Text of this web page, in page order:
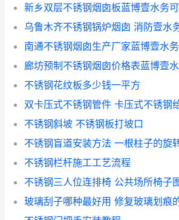
不锈钢花纹板多少钱一平方
双卡压式不锈钢管件 卡压式不锈钢
不锈钢斜坡 不锈钢板打坡口
不锈钢盲道安装方法 一根柱子的旋
不锈钢栏杆施工工艺流程
不锈钢三人位连排椅 公共场所椅子
玻璃刮子哪种最好用 修复玻璃划痕